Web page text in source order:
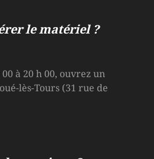
le matériel ?
à 20 h 00, ouvrez un
lès-Tours (31 rue de